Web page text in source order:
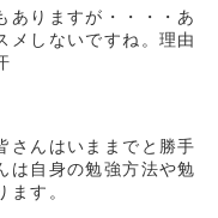
ありますが・・・・あ
メしないですね。理由
さんはいままでと勝手
は自身の勉強方法や勉
す。